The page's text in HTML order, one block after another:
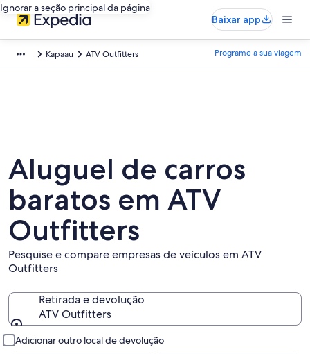
Ignorar a seção principal da página
Baixar app
Kapaau ATV Outfitters Programe a sua viagem
Aluguel de carros
baratos em ATV
Outfitters
Pesquise e compare empresas de veículos em ATV
Outfitters
Retirada e devolução
ATV Outfitters
Adicionar outro local de devolução